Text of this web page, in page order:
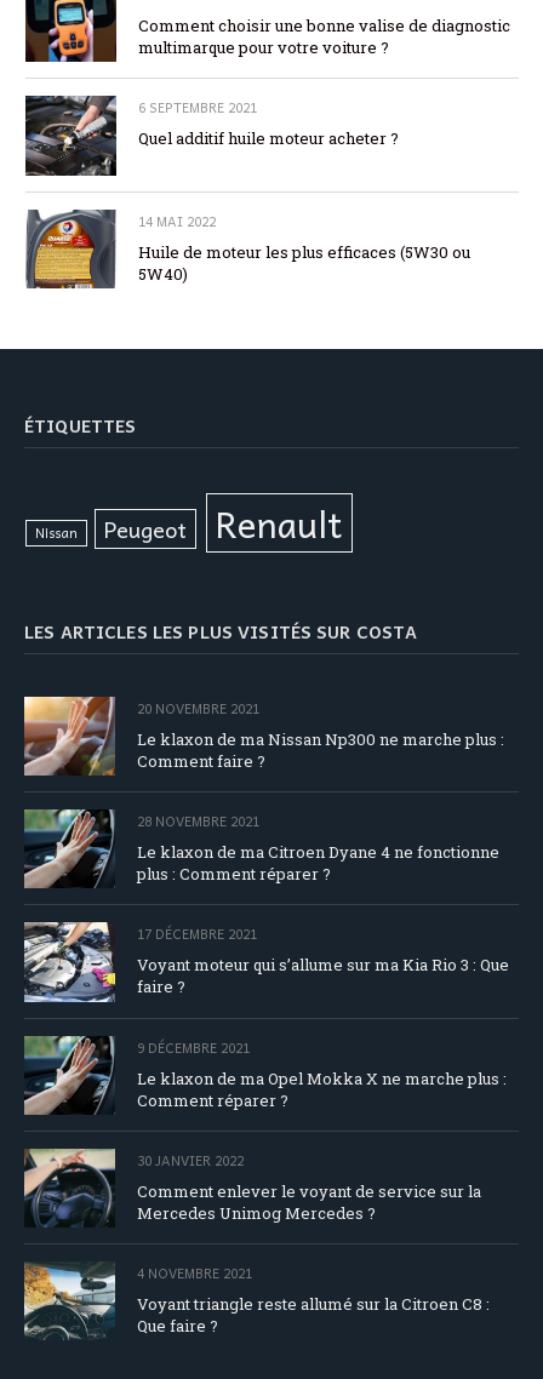
Comment choisir une bonne valise de diagnostic
multimarque pour votre voiture ?
6 SEPTEMBRE 2021
Quel additif huile moteur acheter ?
14 MAI 2022
Huile de moteur les plus efficaces (5W30 ou
5W40)
ÉTIQUETTES
Nissan Peugeot Renault
LES ARTICLES LES PLUS VISITÉS SUR COSTA
20 NOVEMBRE 2021
Le klaxon de ma Nissan Np300 ne marche plus :
Comment faire ?
28 NOVEMBRE 2021
Le klaxon de ma Citroen Dyane 4 ne fonctionne
plus : Comment réparer ?
17 DÉCEMBRE 2021
Voyant moteur qui s’allume sur ma Kia Rio 3 : Que
faire ?
9 DÉCEMBRE 2021
Le klaxon de ma Opel Mokka X ne marche plus :
Comment réparer ?
30 JANVIER 2022
Comment enlever le voyant de service sur la
Mercedes Unimog Mercedes ?
4 NOVEMBRE 2021
Voyant triangle reste allumé sur la Citroen C8 :
Que faire ?